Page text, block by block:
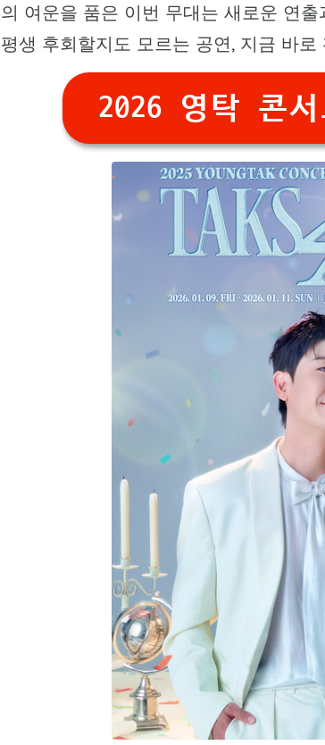
의 여운을 품은 이번 무대는 새로운 연
평생 후회할지도 모르는 공연, 지금 바로
2026 영탁 콘